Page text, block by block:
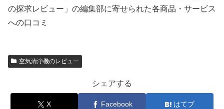
の探求レビュー」の編集部に寄せられた各商品・サービス
への口コミ
空気清浄機のレビュー
シェアする
X Facebook はてブ